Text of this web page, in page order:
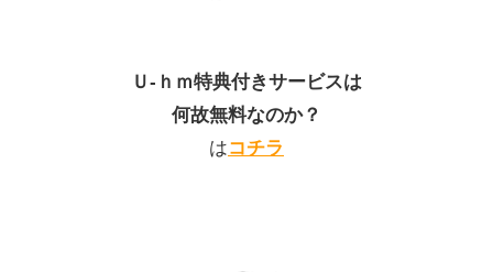
Ｕ-ｈｍ特典付きサービスは
何故無料なのか？
はコチラ